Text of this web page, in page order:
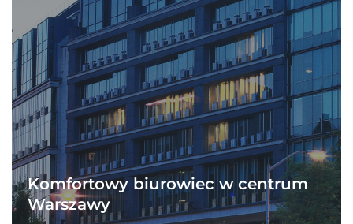
Komfortowy biurowiec w centrum
Warszawy